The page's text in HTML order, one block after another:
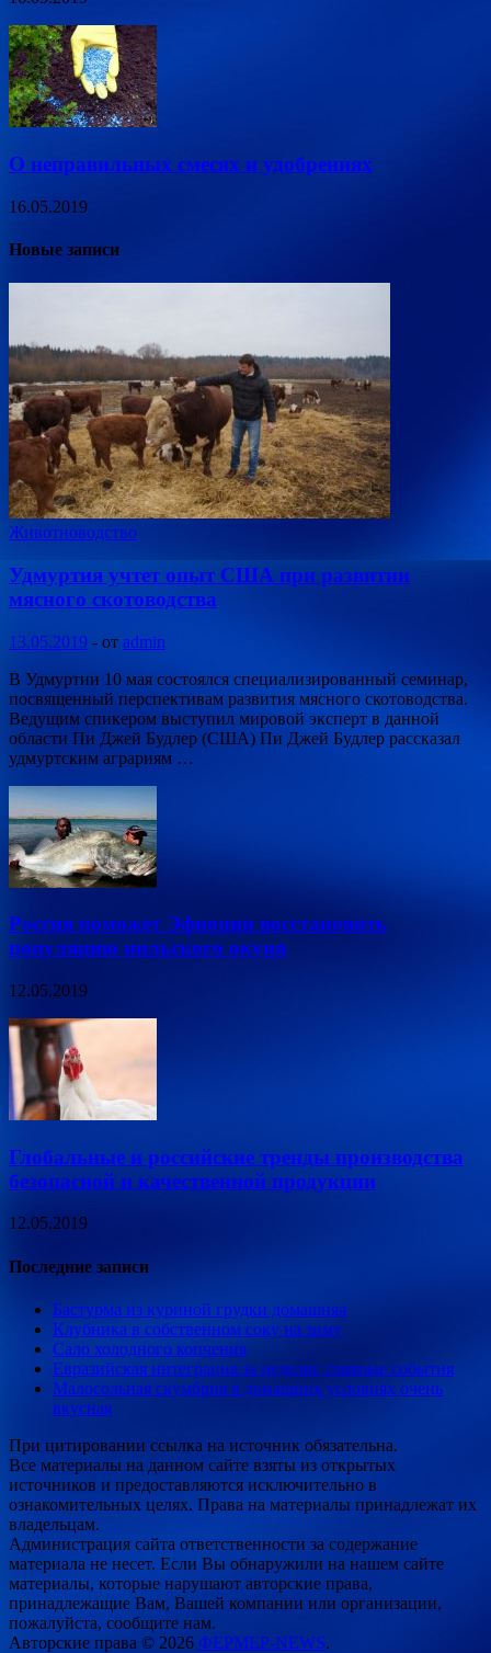
О неправильных смесях и удобрениях
16.05.2019
Новые записи
Животноводство
Удмуртия учтет опыт США при развитии
мясного скотоводства
13.05.2019 - от admin
В Удмуртии 10 мая состоялся специализированный семинар,
посвященный перспективам развития мясного скотоводства.
Ведущим спикером выступил мировой эксперт в данной
области Пи Джей Будлер (США) Пи Джей Будлер рассказал
удмуртским аграриям …
Россия поможет Эфиопии восстановить
популяцию нильского окуня
12.05.2019
Глобальные и российские тренды производства
безопасной и качественной продукции
12.05.2019
Последние записи
Бастурма из куриной грудки домашняя
Клубника в собственном соку на зиму
Сало холодного копчения
Евразийская интеграция за неделю: главные события
Малосольная скумбрия в домашних условиях очень
вкусная
При цитировании ссылка на источник обязательна.
Все материалы на данном сайте взяты из открытых
источников и предоставляются исключительно в
ознакомительных целях. Права на материалы принадлежат их
владельцам.
Администрация сайта ответственности за содержание
материала не несет. Если Вы обнаружили на нашем сайте
материалы, которые нарушают авторские права,
принадлежащие Вам, Вашей компании или организации,
пожалуйста, сообщите нам.
Авторские права © 2026 ФЕРМЕР-NEWS.